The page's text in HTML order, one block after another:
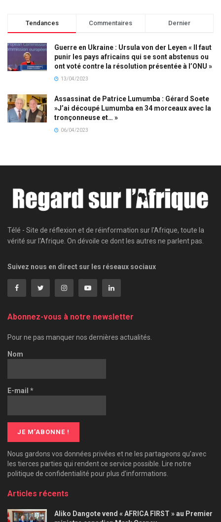
Tendances Commentaires Dernier
Guerre en Ukraine : Ursula von der Leyen « Il faut
punir les pays africains qui se sont abstenus ou
ont voté contre la résolution présentée à l’ONU »
13/04/2023
Assassinat de Patrice Lumumba : Gérard Soete
»J’ai découpé Lumumba en 34 morceaux avec la
tronçonneuse et… »
06/04/2023
Télé - Site de réflexion et de réinformation sur l'Afrique, toute la
vérité sur l'Afrique. On dévoile ce dont les autres ne parlent pas.
Suivez nous en direct sur les réseaux sociaux
Abonnez-vous à notre newsletter
Pour ne pas manquer nos dernières actualités.
Nom
E-mail *
Nous gardons vos données privées et ne les partageons qu’avec
les tierces parties qui rendent ce service possible. Lire notre
politique de confidentialité pour plus d’informations.
Articles récents
Aliko Dangote vend « AFRICA FIRST » au Premier